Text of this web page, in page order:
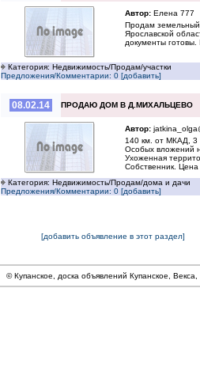
Автор: Елена 777
Продам земельный
Ярославской
документы
Категория: Недвижимость/Продам/участки
Предложения/Комментарии: 0 [добавить]
08.02.14 ПРОДАЮ ДОМ В Д.МИХАЛЬЦЕВО
Автор:
140 км. от МКАД, 3
Особых вложений
Ухоженная
Собственник.
Категория: Недвижимость/Продам/дома и дачи
Предложения/Комментарии: 0 [добавить]
[добавить объявление в этот раздел]
© Купанское, доска объявлений Купанское,